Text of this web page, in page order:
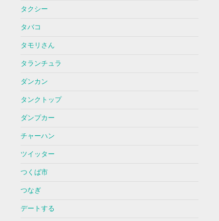
タクシー
タバコ
タモリさん
タランチュラ
ダンカン
タンクトップ
ダンプカー
チャーハン
ツイッター
つくば市
つなぎ
デートする